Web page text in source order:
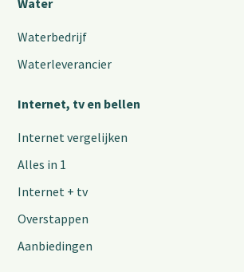
Water
Waterbedrijf
Waterleverancier
Internet, tv en bellen
Internet vergelijken
Alles in 1
Internet + tv
Overstappen
Aanbiedingen